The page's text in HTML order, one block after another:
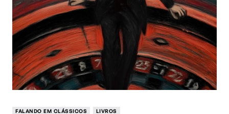
FALANDO EM CLÁSSICOS LIVROS